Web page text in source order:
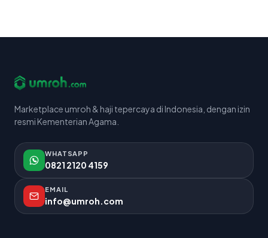
Marketplace umroh & haji tepercaya di Indonesia, dengan izin
resmi Kementerian Agama.
WHATSAPP
0821 2120 4159
EMAIL
info@umroh.com